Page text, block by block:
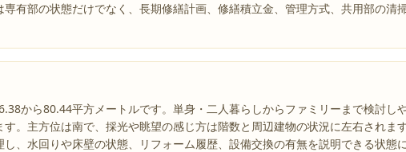
有部の状態だけでなく、長期修繕計画、修繕積立金、管理方式、共用部の清
から80.44平方メートルです。単身・二人暮らしからファミリーまで検討し
。主方位は南で、採光や眺望の感じ方は階数と周辺建物の状況に左右されま
、水回りや床壁の状態、リフォーム履歴、設備交換の有無を説明できる状態